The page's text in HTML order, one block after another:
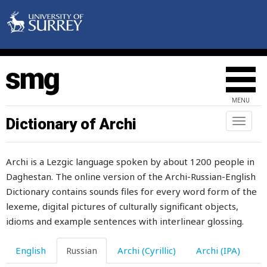
MENU
Toggle
Dictionary of Archi
Archi is a Lezgic language spoken by about 1200 people in
Daghestan. The online version of the Archi-Russian-English
Dictionary contains sounds files for every word form of the
lexeme, digital pictures of culturally significant objects,
idioms and example sentences with interlinear glossing.
English Russian Archi (Cyrillic) Archi (IPA)
родственники
рожать
рожь
рой
рок
ронять
роскошный